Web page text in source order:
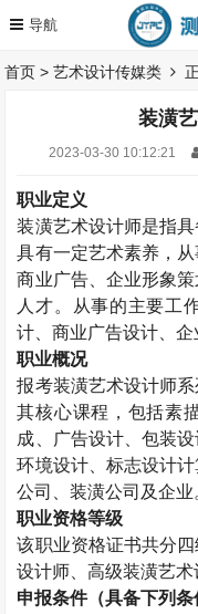
首页 >艺术设计传媒类
装潢
2023-03-30 10:12:21
职业定义
装潢艺术设计师是指
具有一定艺术素养，从
商业广告、企业形象
人才。从事的主要工
计、商业广告设计、企
职业概况
报考装潢艺术设计师系
其核心课程，包括素
成、广告设计、包装
环境设计、标志设计
公司、装潢公司及企业
职业资格等级
该职业资格证书共分
设计师、高级装潢艺术
申报条件（具备下列条